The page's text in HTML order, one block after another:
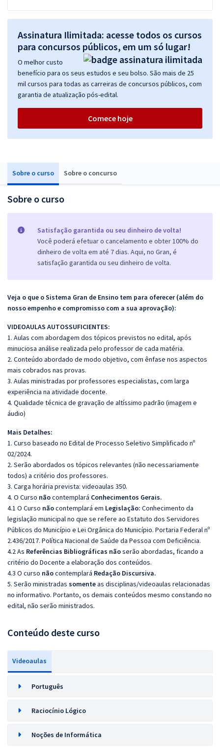
Sobre o curso Sobre o concurso
Sobre o curso
Satisfação garantida ou seu dinheiro de volta!
Você poderá efetuar o cancelamento e obter 100% do
dinheiro de volta em até 7 dias. Aqui, no Gran, é
satisfação garantida ou seu dinheiro de volta.
Veja o que o Sistema Gran de Ensino tem para oferecer (além do
nosso empenho e compromisso com a sua aprovação):
VIDEOAULAS AUTOSSUFICIENTES:
1. Aulas com abordagem dos tópicos previstos no edital, após
minuciosa análise realizada pelo professor de cada matéria.
2. Conteúdo abordado de modo objetivo, com ênfase nos aspectos
mais cobrados nas provas.
3. Aulas ministradas por professores especialistas, com larga
experiência na atividade docente.
4. Qualidade técnica de gravação de altíssimo padrão (imagem e
áudio)
Mais Detalhes:
1. Curso baseado no Edital de Processo Seletivo Simplificado nº
02/2024.
2. Serão abordados os tópicos relevantes (não necessariamente
todos) a critério dos professores.
3. Carga horária prevista: videoaulas 350.
4. O Curso nãocontemplará Conhecimentos Gerais.
4.1 O Curso nãocontemplará em Legislação: Conhecimento da
legislação municipal no que se refere ao Estatuto dos Servidores
Públicos do Município e Lei Orgânica do Município. Portaria Federal nº
2.436/2017. Política Nacional de Saúde da Pessoa com Deficiência.
4.2 As Referências Bibliográficas nãoserão abordadas, ficando a
critério do Docente a elaboração dos conteúdos.
4.3 O curso nãocontemplará Redação Discursiva.
5. Serão ministradas somenteas disciplinas/videoaulas relacionadas
no informativo. Portanto, os demais conteúdos mesmo constando no
edital, não serão ministrados.
Conteúdo deste curso
Videoaulas
Português
Raciocínio Lógico
Noções de Informática
Assinatura Ilimitada: acesse todos os cursos
para concursos públicos, em um só lugar!
O melhor custo
benefício para os seus estudos e seu bolso. São mais de 25
mil cursos para todas as carreiras de concursos públicos, com
garantia de atualização pós-edital.
Comece hoje